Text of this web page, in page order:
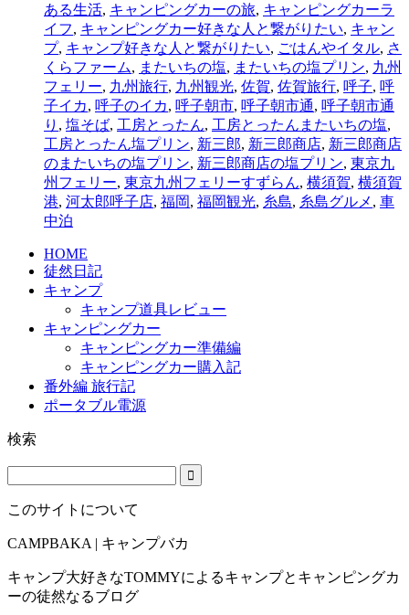
ある生活, キャンピングカーの旅, キャンピングカーラ
イフ, キャンピングカー好きな人と繋がりたい, キャン
プ, キャンプ好きな人と繋がりたい, ごはんやイタル, さ
くらファーム, またいちの塩, またいちの塩プリン, 九州
フェリー, 九州旅行, 九州観光, 佐賀, 佐賀旅行, 呼子, 呼
子イカ, 呼子のイカ, 呼子朝市, 呼子朝市通, 呼子朝市通
り , 塩そば, 工房とったん, 工房とったんまたいちの塩,
工房とったん塩プリン, 新三郎, 新三郎商店, 新三郎商店
のまたいちの塩プリン, 新三郎商店の塩プリン, 東京九
州フェリー, 東京九州フェリーすずらん, 横須賀, 横須賀
港, 河太郎呼子店, 福岡, 福岡観光, 糸島, 糸島グルメ , 車
中泊
HOME
徒然日記
キャンプ
キャンプ道具レビュー
キャンピングカー
キャンピングカー準備編
キャンピングカー購入記
番外編 旅行記
ポータブル電源
検索
このサイトについて
CAMPBAKA | キャンプバカ
キャンプ大好きなTOMMYによるキャンプとキャンピングカ
ーの徒然なるブログ